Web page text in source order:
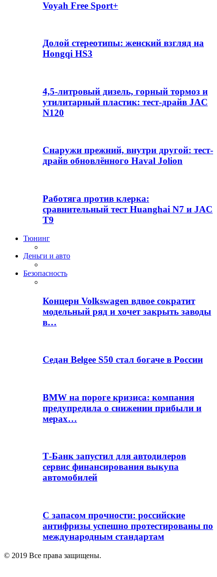
Voyah Free Sport+
Долой стереотипы: женский взгляд на
Hongqi HS3
4,5-литровый дизель, горный тормоз и
утилитарный пластик: тест-драйв JAC
N120
Снаружи прежний, внутри другой: тест-
драйв обновлённого Haval Jolion
Работяга против клерка:
сравнительный тест Huanghai N7 и JAC
T9
Тюнинг
Деньги и авто
Безопасность
Концерн Volkswagen вдвое сократит
модельный ряд и хочет закрыть заводы
в…
Седан Belgee S50 стал богаче в России
BMW на пороге кризиса: компания
предупредила о снижении прибыли и
мерах…
Т-Банк запустил для автодилеров
сервис финансирования выкупа
автомобилей
С запасом прочности: российские
антифризы успешно протестированы по
международным стандартам
© 2019 Все права защищены.